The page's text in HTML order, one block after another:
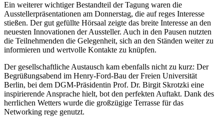
Ein weiterer wichtiger Bestandteil der Tagung waren die
Ausstellerpräsentationen am Donnerstag, die auf reges Interesse
stießen. Der gut gefüllte Hörsaal zeigte das breite Interesse an den
neuesten Innovationen der Aussteller. Auch in den Pausen nutzten
die Teilnehmenden die Gelegenheit, sich an den Ständen weiter zu
informieren und wertvolle Kontakte zu knüpfen.
Der gesellschaftliche Austausch kam ebenfalls nicht zu kurz: Der
Begrüßungsabend im Henry-Ford-Bau der Freien Universität
Berlin, bei dem DGM-Präsidentin Prof. Dr. Birgit Skrotzki eine
inspirierende Ansprache hielt, bot den perfekten Auftakt. Dank des
herrlichen Wetters wurde die großzügige Terrasse für das
Networking rege genutzt.